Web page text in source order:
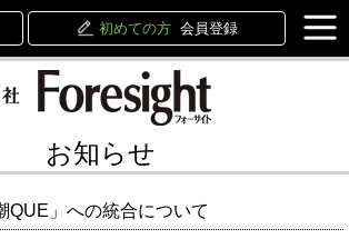
初めての方 会員登録
お知らせ
QUE」への統合について